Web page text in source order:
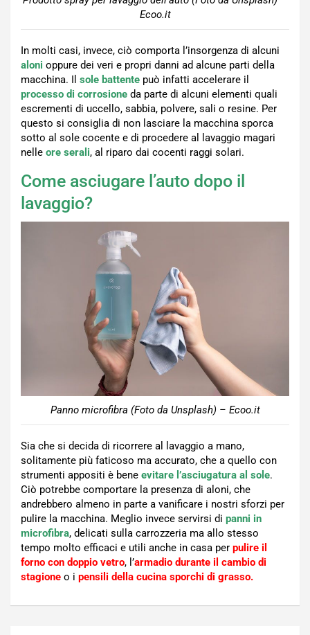
Ecoo.it
In molti casi, invece, ciò comporta l’insorgenza di alcuni
aloni oppure dei veri e propri danni ad alcune parti della
macchina. Il sole battente può infatti accelerare il
processo di corrosione da parte di alcuni elementi quali
escrementi di uccello, sabbia, polvere, sali o resine. Per
questo si consiglia di non lasciare la macchina sporca
sotto al sole cocente e di procedere al lavaggio magari
nelle ore serali, al riparo dai cocenti raggi solari.
Come asciugare l’auto dopo il
lavaggio?
Panno microfibra (Foto da Unsplash) – Ecoo.it
Sia che si decida di ricorrere al lavaggio a mano,
solitamente più faticoso ma accurato, che a quello con
strumenti appositi è bene evitare l’asciugatura al sole.
Ciò potrebbe comportare la presenza di aloni, che
andrebbero almeno in parte a vanificare i nostri sforzi per
pulire la macchina. Meglio invece servirsi di panni in
microfibra, delicati sulla carrozzeria ma allo stesso
tempo molto efficaci e utili anche in casa per pulire il
forno con doppio vetro, l’armadio durante il cambio di
stagione o i pensili della cucina sporchi di grasso.